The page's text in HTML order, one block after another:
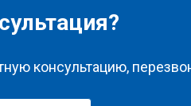
консультацию,